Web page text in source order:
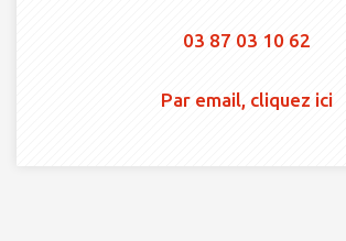
03 87 03 10 62
Par email, cliquez ici